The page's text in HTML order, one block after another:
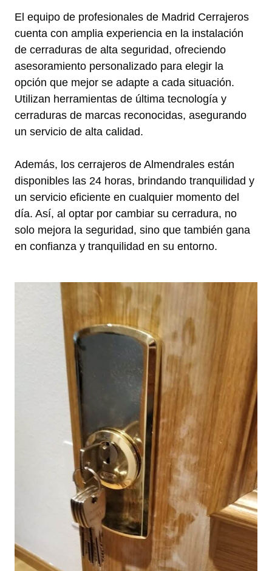
El equipo de profesionales de Madrid Cerrajeros
cuenta con amplia experiencia en la instalación
de cerraduras de alta seguridad, ofreciendo
asesoramiento personalizado para elegir la
opción que mejor se adapte a cada situación.
Utilizan herramientas de última tecnología y
cerraduras de marcas reconocidas, asegurando
un servicio de alta calidad.
Además, los cerrajeros de Almendrales están
disponibles las 24 horas, brindando tranquilidad y
un servicio eficiente en cualquier momento del
día. Así, al optar por cambiar su cerradura, no
solo mejora la seguridad, sino que también gana
en confianza y tranquilidad en su entorno.